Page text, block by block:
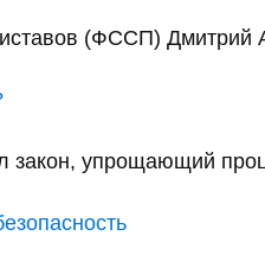
(ФССП) Дмитрий
упрощающий